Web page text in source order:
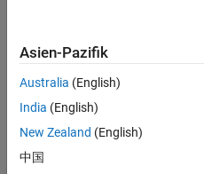
Output
expand all
Asien-Pazifik
Australia (English)
India (English)
New Zealand (English)
中国